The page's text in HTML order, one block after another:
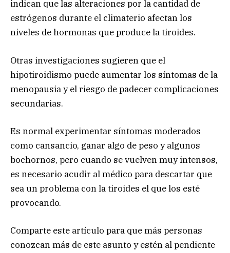
indican que las alteraciones por la cantidad de
estrógenos durante el climaterio afectan los
niveles de hormonas que produce la tiroides.
Otras investigaciones sugieren que el
hipotiroidismo puede aumentar los síntomas de la
menopausia y el riesgo de padecer complicaciones
secundarias.
Es normal experimentar síntomas moderados
como cansancio, ganar algo de peso y algunos
bochornos, pero cuando se vuelven muy intensos,
es necesario acudir al médico para descartar que
sea un problema con la tiroides el que los esté
provocando.
Comparte este artículo para que más personas
conozcan más de este asunto y estén al pendiente